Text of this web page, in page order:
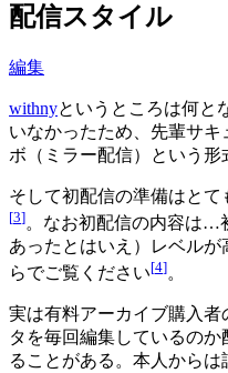
配信スタイル
編集
withnyというところは何と
いなかったため、先輩サキ
ボ（ミラー配信）という形
そして初配信の準備はと
[3]。なお初配信の内容は…
あったとはいえ）レベル
らでご覧ください[4]。
実は有料アーカイブ購入
タを毎回編集しているの
ることがある。本人から